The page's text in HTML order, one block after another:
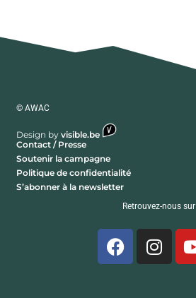
© AWAC
Design byvisible.be
Contact / Presse
Soutenir la campagne
Politique de confidentialité
S’abonner à la newsletter
Retrouvez-nous sur